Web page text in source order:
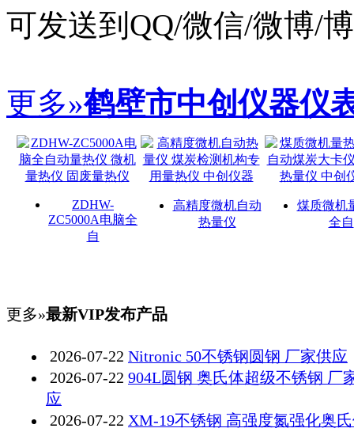
可发送到QQ/微信/微博/
更多»鹤壁市中创仪器仪
ZDHW-
ZC5000A电脑全
自
高精度微机自动
热量仪
煤质微机
全自
更多»最新VIP发布产品
2026-07-22 Nitronic 50不锈钢圆钢 厂家供应
2026-07-22 904L圆钢 奥氏体超级不锈钢 厂
应
2026-07-22 XM-19不锈钢 高强度氮强化奥